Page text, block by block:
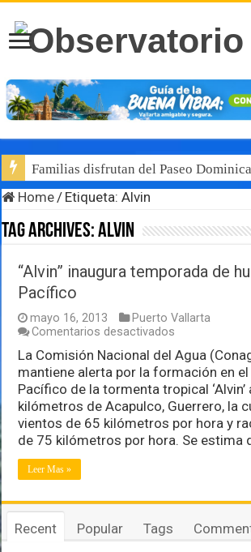
Familias disfrutan del Paseo
Home / Etiqueta:Alvin
Tag Archives:Alvin
“Alvin” inaugura temporada de
Pacífico
mayo 16, 2013
Puerto Vallarta
Comentarios desactivados
inaugura
temporada
de
huracanes
en
el
Pacífico
La Comisión Nacional del Agua
mantiene alerta por la formación en el
Pacífico de la tormenta tropical ‘Alvin’
kilómetros de Acapulco, Guerrero, la
vientos de 65 kilómetros por hora y
de 75 kilómetros por hora. Se estima
Leer Mas »
Recent Popular Tags